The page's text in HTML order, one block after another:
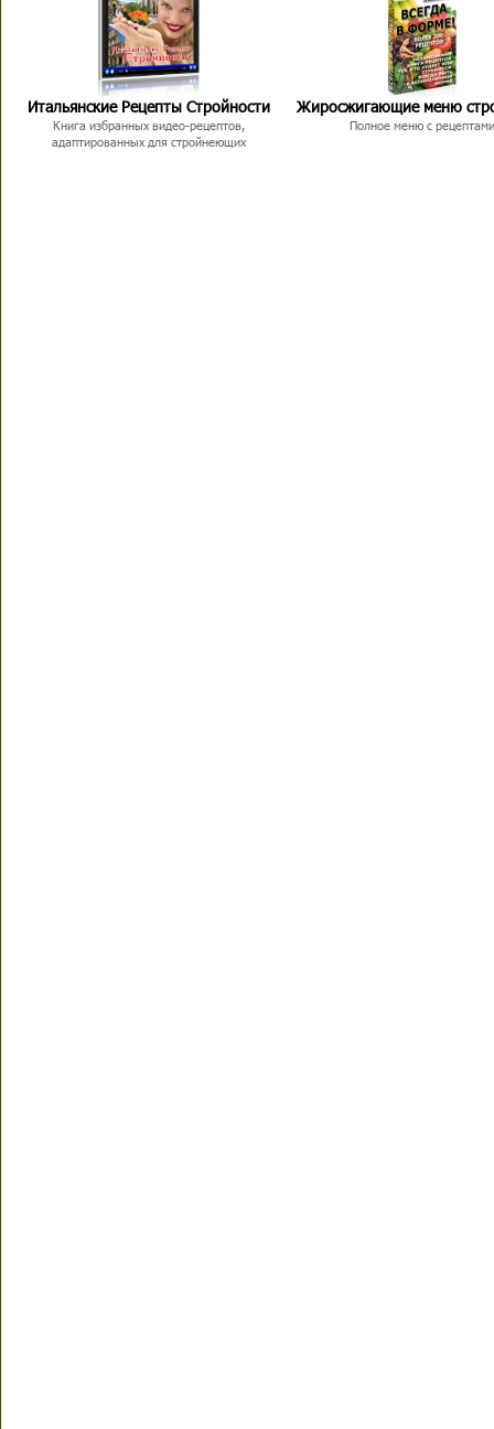
Итальянские Рецепты Стройности
Книга избранных видео-рецептов,
адаптированных для стройнеющих
Жиросжигающие меню
Полное меню с рецептами